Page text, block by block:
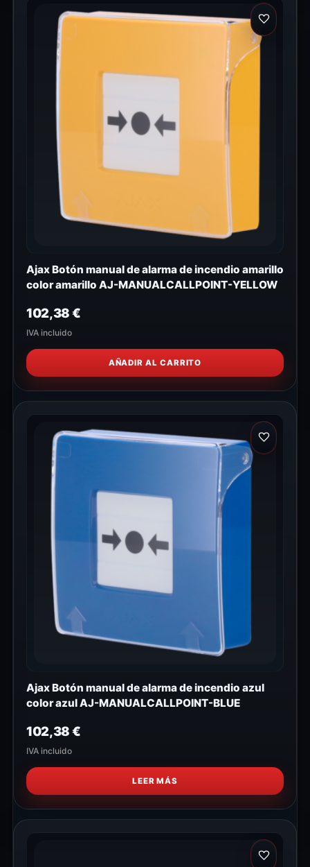
Ajax Botón manual de alarma de incendio amarillo
color amarillo AJ-MANUALCALLPOINT-YELLOW
102,38€
IVA incluido
AÑADIR AL CARRITO
Ajax Botón manual de alarma de incendio azul
color azul AJ-MANUALCALLPOINT-BLUE
102,38€
IVA incluido
LEER MÁS